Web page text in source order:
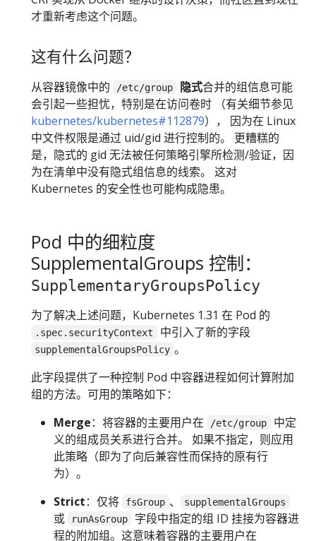
才重新考虑这个问题。
这有什么问题？
从容器镜像中的 /etc/group 隐式合并的组信息可能
会引起一些担忧，特别是在访问卷时 （有关细节参见
kubernetes/kubernetes#112879）， 因为在 Linux
中文件权限是通过 uid/gid 进行控制的。 更糟糕的
是，隐式的 gid 无法被任何策略引擎所检测/验证，因
为在清单中没有隐式组信息的线索。 这对
Kubernetes 的安全性也可能构成隐患。
Pod 中的细粒度
SupplementalGroups 控制：
SupplementaryGroupsPolicy
为了解决上述问题，Kubernetes 1.31 在 Pod 的
.spec.securityContext 中引入了新的字段
supplementalGroupsPolicy 。
此字段提供了一种控制 Pod 中容器进程如何计算附加
组的方法。可用的策略如下：
Merge：将容器的主要用户在 /etc/group
中定
义的组成员关系进行合并。 如果不指定，则应用
此策略（即为了向后兼容性而保持的原有行
为）。
Strict：仅将 fsGroup 、 supplementalGroups
或 runAsGroup
字段中指定的组 ID 挂接为容器进
程的附加组。这意味着容器的主要用户在